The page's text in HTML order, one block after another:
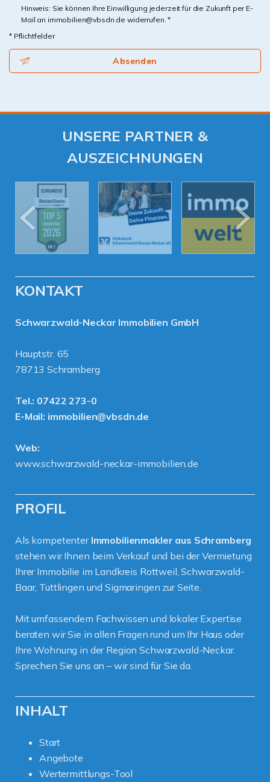
Hinweis: Sie können Ihre Einwilligung jederzeit für die Zukunft per E-
Mail an immobilien@vbsdn.de widerrufen. *
* Pflichtfelder
Absenden
UNSERE PARTNER &
AUSZEICHNUNGEN
KONTAKT
Schwarzwald-Neckar Immobilien GmbH
Hauptstr. 65
78713 Schramberg
Tel.: 07422 273-0
E-Mail: immobilien@vbsdn.de
Web:
www.schwarzwald-neckar-immobilien.de
PROFIL
Als kompetenter Immobilienmakler aus Schramberg
stehen wir Ihnen beim Verkauf und bei der Vermietung
Ihrer Immobilie im Landkreis Rottweil, Schwarzwald-
Baar, Tuttlingen und Sigmaringen zur Seite.
Mit umfassendem Fachwissen und lokaler Expertise
beraten wir Sie in allen Fragen rund um Ihr Haus oder
Ihre Wohnung in der Region Schwarzwald-Neckar.
Sprechen Sie uns an – wir sind für Sie da.
INHALT
Start
Angebote
Wertermittlungs-Tool